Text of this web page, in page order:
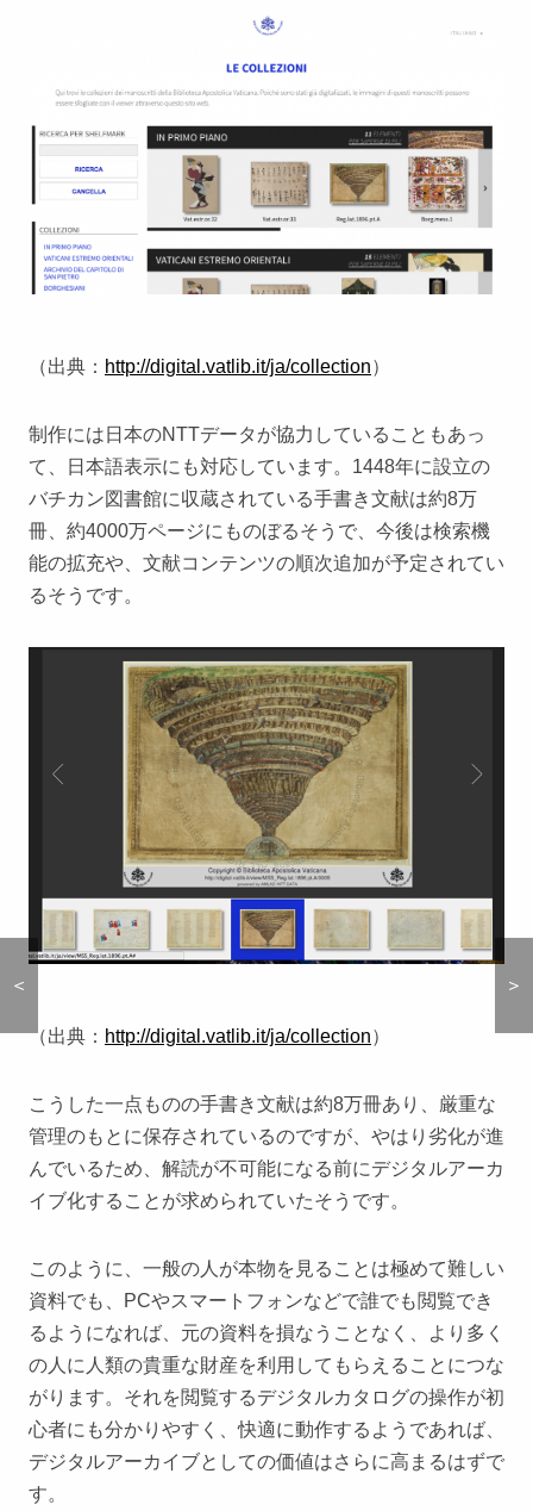
＜ ＞
（出典： http://digital.vatlib.it/ja/collection）
制作には日本のNTTデータが協力していることもあっ
て、日本語表示にも対応しています。1448年に設立の
バチカン図書館に収蔵されている手書き文献は約8万
冊、約4000万ページにものぼるそうで、今後は検索機
能の拡充や、文献コンテンツの順次追加が予定されてい
るそうです。
（出典： http://digital.vatlib.it/ja/collection）
こうした一点ものの手書き文献は約8万冊あり、厳重な
管理のもとに保存されているのですが、やはり劣化が進
んでいるため、解読が不可能になる前にデジタルアーカ
イブ化することが求められていたそうです。
このように、一般の人が本物を見ることは極めて難しい
資料でも、PCやスマートフォンなどで誰でも閲覧でき
るようになれば、元の資料を損なうことなく、より多く
の人に人類の貴重な財産を利用してもらえることにつな
がります。それを閲覧するデジタルカタログの操作が初
心者にも分かりやすく、快適に動作するようであれば、
デジタルアーカイブとしての価値はさらに高まるはずで
す。
＜ ＞